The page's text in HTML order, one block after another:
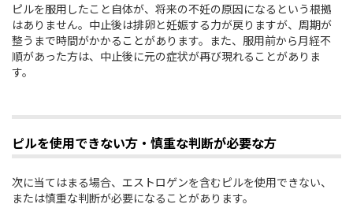
ピルを服用したこと自体が、将来の不妊の原因になるという根拠
はありません。中止後は排卵と妊娠する力が戻りますが、周期が
整うまで時間がかかることがあります。また、服用前から月経不
順があった方は、中止後に元の症状が再び現れることがありま
す。
ピルを使用できない方・慎重な判断が必要な方
次に当てはまる場合、エストロゲンを含むピルを使用できない、
または慎重な判断が必要になることがあります。